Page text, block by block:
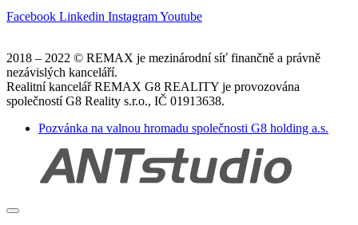
Facebook Linkedin InstagramYoutube
2018 – 2022 © REMAX je mezinárodní síť finančně a právně
nezávislých kanceláří.
Realitní kancelář REMAX G8 REALITY je provozována
společností G8 Reality s.r.o., IČ 01913638.
Pozvánka na valnou hromadu společnosti G8 holding a.s.